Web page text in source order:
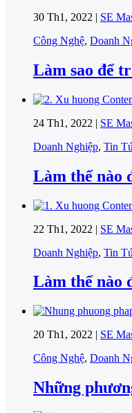
30 Th1, 2022 | SE
Công Nghệ, Doanh
Làm sao để
24 Th1, 2022 | SE
Doanh Nghiệp, Tin
Làm thế nào
22 Th1, 2022 | SE
Doanh Nghiệp, Tin
Làm thế nào
20 Th1, 2022 | SE
Công Nghệ, Doanh
Những